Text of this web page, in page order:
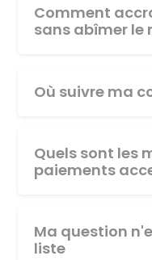
Comment
sans abîmer le
Où suivre ma
Quels sont les
paiements
Ma question
liste